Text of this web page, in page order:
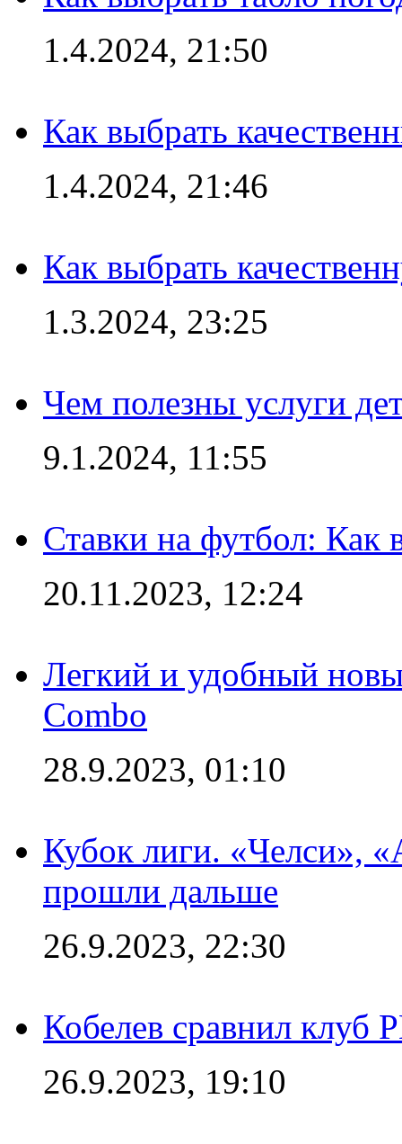
1.4.2024, 21:50
Как выбрать
1.4.2024, 21:46
Как выбрать
1.3.2024, 23:25
Чем полезны услуги
9.1.2024, 11:55
Ставки на футбол: Как
20.11.2023, 12:24
Легкий и удобный
Combo
28.9.2023, 01:10
Кубок лиги. «Челси»,
прошли дальше
26.9.2023, 22:30
Кобелев сравнил клуб
26.9.2023, 19:10